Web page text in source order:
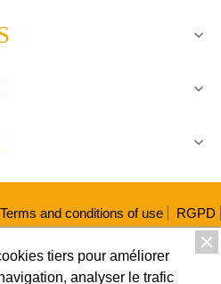



Terms and conditions of use
RGPD
aux qualités et caractéristiques
tiers pour améliorer
analyser le trafic